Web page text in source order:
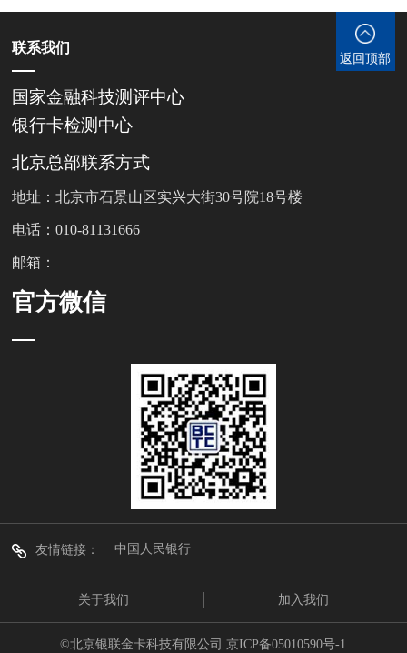
返回顶部
联系我们
国家金融科技测评中心
银行卡检测中心
北京总部联系方式
地址：北京市石景山区实兴大街30号院18号楼
电话：010-81131666
邮箱：
官方微信
友情链接： 中国人民银行
关于我们 加入我们
©北京银联金卡科技有限公司 京ICP备05010590号-1